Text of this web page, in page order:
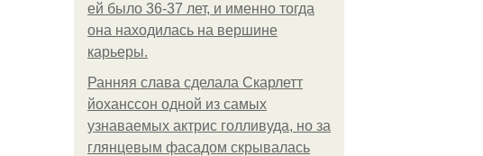
ей было 36-37 лет, и именно тогда
она находилась на вершине
карьеры.
Ранняя слава сделала Скарлетт
йоханссон одной из самых
узнаваемых актрис голливуда, но за
глянцевым фасадом скрывалась